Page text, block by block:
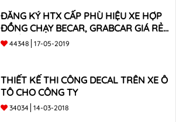
ĐĂNG KÝ HTX CẤP PHÙ HIỆU XE HỢP
ĐỒNG CHẠY BECAR, GRABCAR GIÁ RẺ
NHẤT
44348 17-05-2019
THIẾT KẾ THI CÔNG DECAL TRÊN XE Ô
TÔ CHO CÔNG TY
34034 14-03-2018